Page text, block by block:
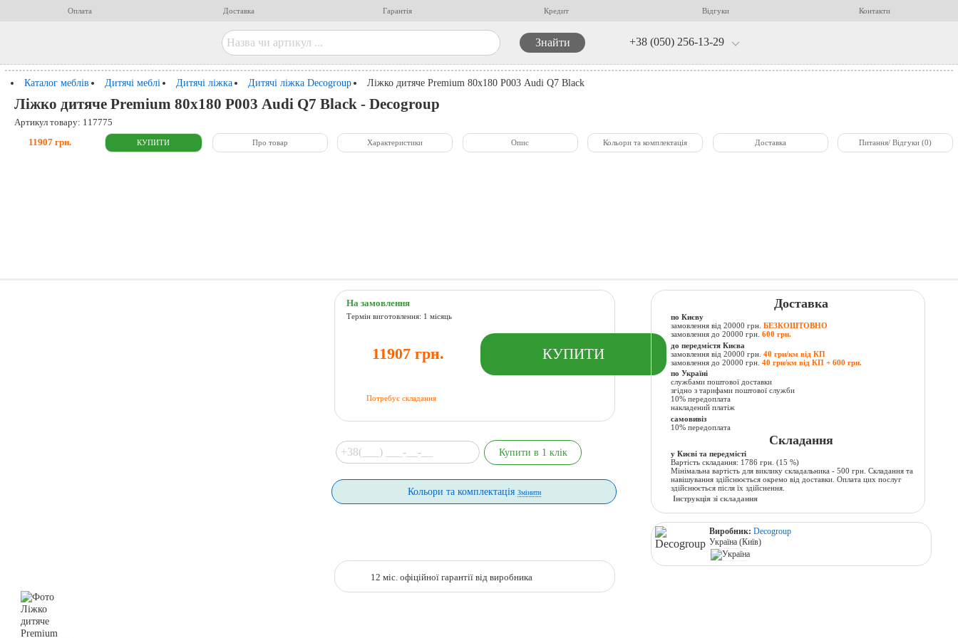
Оплата Доставка Гарантія Кредит Відгуки Контакти
+38 (050) 256-13-29
Каталог меблів Дитячі меблі Дитячі ліжка Дитячі ліжка Decogroup Ліжко дитяче Premium 80x180 Р003 Audi Q7 Black
Ліжко дитяче Premium 80x180 Р003 Audi Q7 Black - Decogroup
Артикул товару: 117775
11907 грн. Про товар Характеристики Опис Кольори та комплектація Доставка Питання/ Відгуки (0)
На замовлення
Термін виготовлення: 1 місяць
11907 грн.
Потребує складання
Кольори та комплектація Змінити
12 міс. офіційної гарантії від виробника
Доставка
по Києву
замовлення від 20000 грн. БЕЗКОШТОВНО
замовлення до 20000 грн. 600 грн.
до передмістя Києва
замовлення від 20000 грн. 40 грн/км від КП
замовлення до 20000 грн. 40 грн/км від КП + 600 грн.
по Україні
службами поштової доставки
згідно з тарифами поштової служби
10% передоплата
накладений платіж
самовивіз
10% передоплата
Складання
у Києві та передмісті
Вартість складання: 1786 грн. (15 %)
Мінімальна вартість для виклику складальника - 500 грн. Складання та
навішування здійснюється окремо від доставки. Оплата цих послуг
здійснюється після їх здійснення.
Інструкція зі складання
Виробник: Decogroup
Україна (Київ)